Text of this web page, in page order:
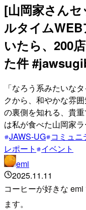
[山岡家さん
ルタイム
いたら、200
た件
「なろう系みたいな
クから、和やかな雰
の裏側を知れる、貴
は私が食べた山岡家ラ
JAWS-UG コミュニ
レポート
イベント
emi
2025.11.11
コーヒーが好きな
ます。